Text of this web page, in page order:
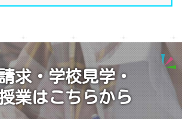
実行委員が始動！最高の思い出づくりに
生インタビュー！通信制での思い出や進路
🎓✨
求・学校見学・
業はこちらから